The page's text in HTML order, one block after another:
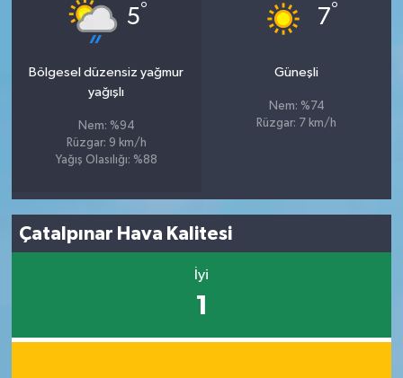
5°
Bölgesel düzensiz yağmur
yağışlı
Nem: %94
Rüzgar: 9 km/h
Yağış Olasılığı: %88
7°
Güneşli
Nem: %74
Rüzgar: 7 km/h
Çatalpınar Hava Kalitesi
İyi
1